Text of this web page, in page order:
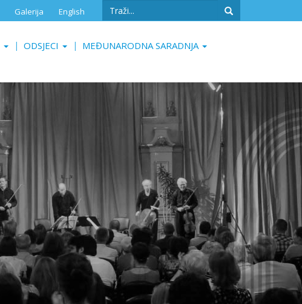
Galerija English
Search
ODSJECI MEĐUNARODNA SARADNJA